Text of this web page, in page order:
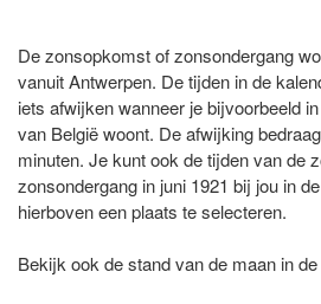
De zonsopkomst of zonsondergang
vanuit Antwerpen. De tijden in de
iets afwijken wanneer je bijvoorbeeld
van België woont. De afwijking
minuten. Je kunt ook de tijden van de
zonsondergang in juni 1921 bij jou in
hierboven een plaats te selecteren.
Bekijk ook de stand van de maan in de